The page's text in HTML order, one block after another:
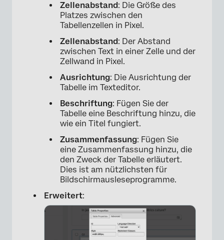
×
Zellenabstand: Die Größe des
Platzes zwischen den
Tabellenzellen in Pixel.
Zellenabstand: Der Abstand
zwischen Text in einer Zelle und der
Zellwand in Pixel.
Ausrichtung: Die Ausrichtung der
Tabelle im Texteditor.
Beschriftung: Fügen Sie der
Tabelle eine Beschriftung hinzu, die
wie ein Titel fungiert.
Zusammenfassung: Fügen Sie
eine Zusammenfassung hinzu, die
den Zweck der Tabelle erläutert.
Dies ist am nützlichsten für
Bildschirmausleseprogramme.
Erweitert: